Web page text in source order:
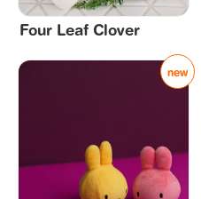
Four Leaf Clover